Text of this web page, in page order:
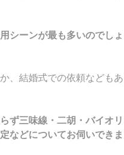
シーンが最も多いのでしょ
、結婚式での依頼などもあ
ず三味線・二胡・バイオリ
などについてお伺いできま